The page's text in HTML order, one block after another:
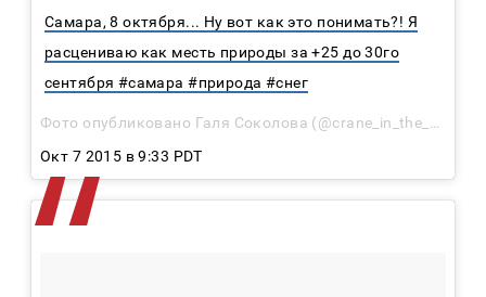
Самара, 8 октября... Ну вот как это понимать?! Я
расцениваю как месть природы за +25 до 30го
сентября #самара #природа #снег
Окт 7 2015 в 9:33 PDT